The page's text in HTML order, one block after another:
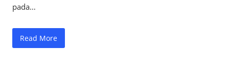
pada…
Read More